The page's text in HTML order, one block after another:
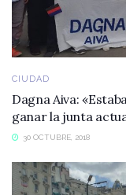
CIUDAD
Dagna Aiva:
ganar la junta
30 OCTUBRE, 2018